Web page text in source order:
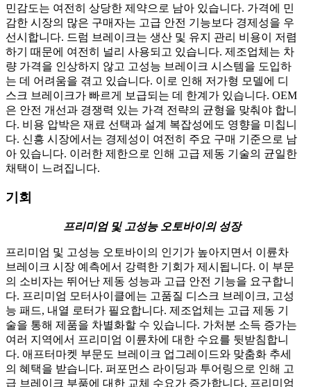
민감도는 여전히 상당한 제약으로 남아 있습니다. 가격에 민
감한 시장의 많은 구매자는 고급 안전 기능보다 경제성을 우
선시합니다. 드럼 브레이크는 생산 및 유지 관리 비용이 저렴
하기 때문에 여전히 널리 사용되고 있습니다. 제조업체는 차
량 가격을 인상하지 않고 고성능 브레이크 시스템을 도입하
는 데 어려움을 겪고 있습니다. 이로 인해 저가형 모델에 디
스크 브레이크가 빠르게 보급되는 데 한계가 있습니다. OEM
은 안전 개선과 경쟁력 있는 가격 전략의 균형을 맞춰야 합니
다. 비용 압박은 재료 선택과 설계 복잡성에도 영향을 미칩니
다. 신흥 시장에서는 경제성이 여전히 주요 구매 기준으로 남
아 있습니다. 이러한 제한으로 인해 고급 제동 기술의 균일한
채택이 느려집니다.
기회
프리미엄 및 고성능 오토바이의 성장
프리미엄 및 고성능 오토바이의 인기가 높아지면서 이륜차
브레이크 시장 예측에서 강력한 기회가 제시됩니다. 이 부문
의 소비자는 뛰어난 제동 성능과 고급 안전 기능을 요구합니
다. 프리미엄 모터사이클에는 고품질 디스크 브레이크, 고성
능 패드, 내열 로터가 필요합니다. 제조업체는 고급 제동 기
술을 통해 제품을 차별화할 수 있습니다. 가처분 소득 증가는
여러 지역에서 프리미엄 이륜차에 대한 수요를 뒷받침합니
다. 애프터마켓 부문도 브레이크 업그레이드와 맞춤화 추세
의 혜택을 받습니다. 퍼포먼스 라이딩과 투어링으로 인해 고
급 브레이크 부품에 대한 교체 수요가 증가합니다. 프리미엄